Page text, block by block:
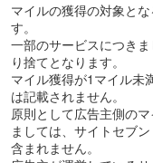
マイルの獲得の対象と
す。
一部のサービスにつき
り捨てとなります。
マイル獲得が1マイル未
は記載されません。
原則として広告主側の
ましては、サイトセブ
含まれません。